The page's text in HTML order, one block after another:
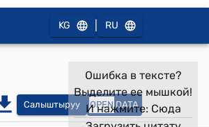
KG RU
Салыштыруу OPEN DATA
Ошибка в тексте?
Выделите ее мышкой!
И нажмите: Сюда